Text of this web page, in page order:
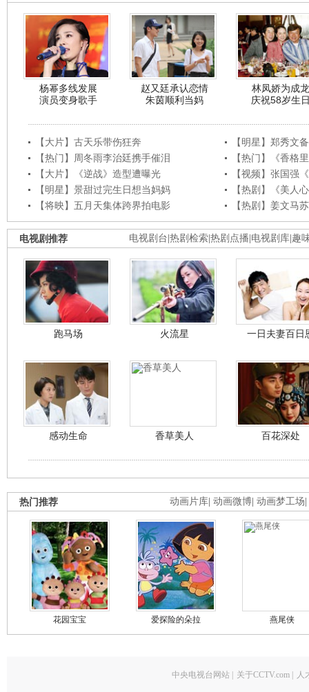
杨幂多线发展
演员变身歌手
赵又廷承认恋情
朱茵顺利当妈
林凤娇为成龙
庆祝58岁生
【大片】古天乐带伤狂奔
【明星】郑秀文
【热门】周冬雨李治廷携手催泪
【热门】《香格
【大片】《逆战》造型遭曝光
【视频】张国强
【明星】景甜过完生日想当妈妈
【热剧】《美人
【将映】五月天集体跨界拍电影
【热剧】姜文马
电视剧台 热剧检索 热剧点播 电视剧库 趣
电视剧推荐
跑马场 火流星 一日夫妻百日
感动生命 香草美人 百花深处
动画片库 动画微博 动画梦工场
热门推荐
花园宝宝 爱探险的朵拉 燕尾侠
中央电视台网站 | 关于CCTV.com | 人